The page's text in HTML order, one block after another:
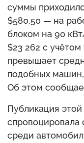
суммы
$580,50 — на
блоком на 90
$23 262 с учётом
превышает
подобных
Об этом
Публикация
спровоцировала
среди